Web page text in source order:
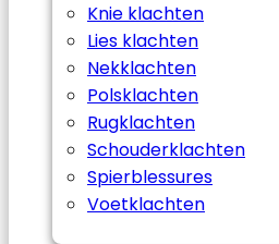
Knie klachten
Lies klachten
Nekklachten
Polsklachten
Rugklachten
Schouderklachten
Spierblessures
Voetklachten